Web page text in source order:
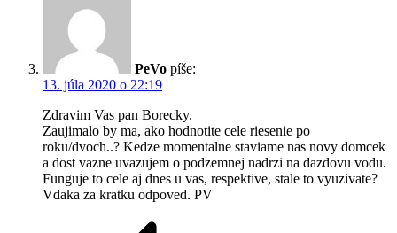
PeVo píše:
13. júla 2020 o 22:19
Zdravim Vas pan Borecky.
Zaujimalo by ma, ako hodnotite cele riesenie po
roku/dvoch..? Kedze momentalne staviame nas novy domcek
a dost vazne uvazujem o podzemnej nadrzi na dazdovu vodu.
Funguje to cele aj dnes u vas, respektive, stale to vyuzivate?
Vdaka za kratku odpoved. PV